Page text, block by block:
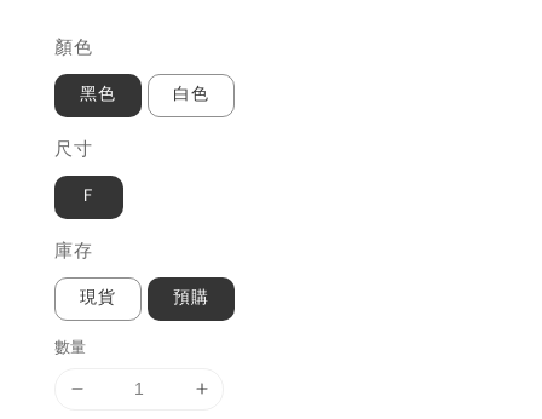
顏色
黑色 白色
尺寸
Ｆ
庫存
現貨 預購
數量